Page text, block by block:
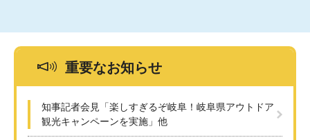
重要なお知らせ
知事記者会見「楽しすぎるぞ岐阜！岐阜県アウトドア
観光キャンペーンを実施」他